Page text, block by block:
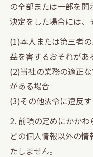
の全部または一部を
決定をした場合には、
(1)本人または第三者
益を害するおそれがあ
(2)当社の業務の適正
がある場合
(3)その他法令に違反
2. 前項の定めにかか
どの個人情報以外の
たしません。